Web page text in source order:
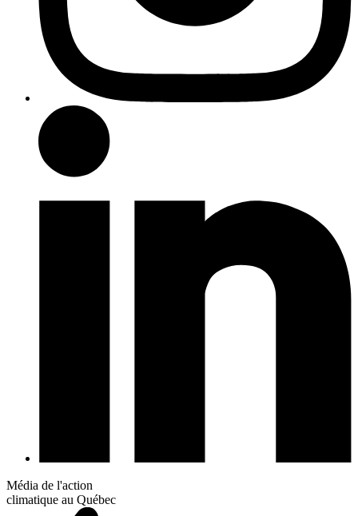
Média de l'action
climatique au Québec